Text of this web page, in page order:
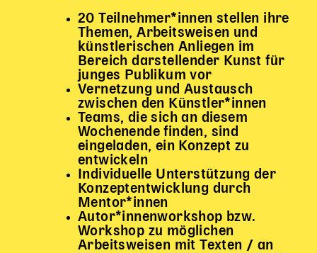
Vermietung
Newsletter
SPENDEN + FÖRDERN
Translate to English
Suchbegriffe
Suchen
20 Teilnehmer*innen stellen ihre
Themen, Arbeitsweisen und
künstlerischen Anliegen im
Bereich darstellender Kunst für
junges Publikum vor
Vernetzung und Austausch
zwischen den Künstler*innen
Teams, die sich an diesem
Wochenende finden, sind
eingeladen, ein Konzept zu
entwickeln
Individuelle Unterstützung der
Konzeptentwicklung durch
Mentor*innen
Autor*innenworkshop bzw.
Workshop zu möglichen
Arbeitsweisen mit Texten / an